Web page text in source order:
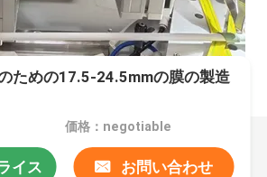
ための17.5-24.5mmの膜の製造
価格：negotiable
イス お問い合わせ